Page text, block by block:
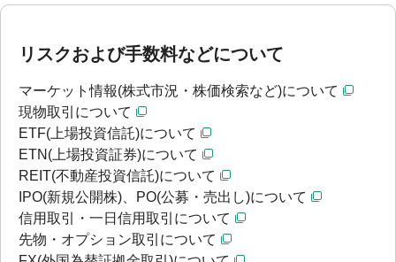
リスクおよび手数料などについて
マーケット情報(株式市況・株価検索など)について
現物取引について
ETF(上場投資信託)について
ETN(上場投資証券)について
REIT(不動産投資信託)について
IPO(新規公開株)、PO(公募・売出し)について
信用取引・一日信用取引について
先物・オプション取引について